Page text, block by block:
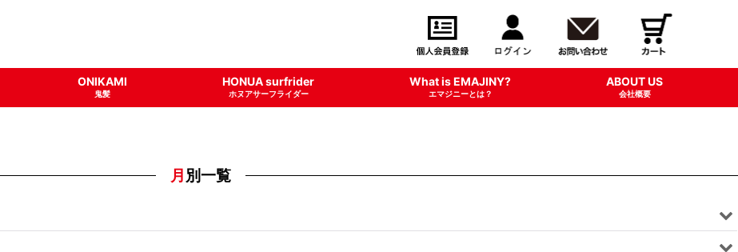
ONIKAMI
鬼髪
HONUA surfrider
ホヌアサーフライダー
What is EMAJINY?
エマジニーとは？
ABOUT US
会社概要
月別一覧